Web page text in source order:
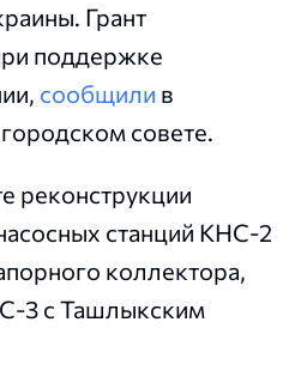
Грант
поддержке
сообщили в
совете.
реконструкции
станций КНС-2
коллектора,
3 с Ташлыкским